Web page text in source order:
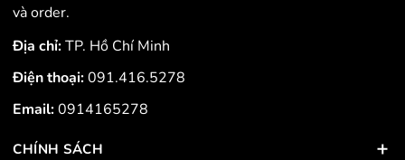
và order.
Địa chỉ:TP. Hồ Chí Minh
Điện thoại:091.416.5278
Email:0914165278
CHÍNH SÁCH